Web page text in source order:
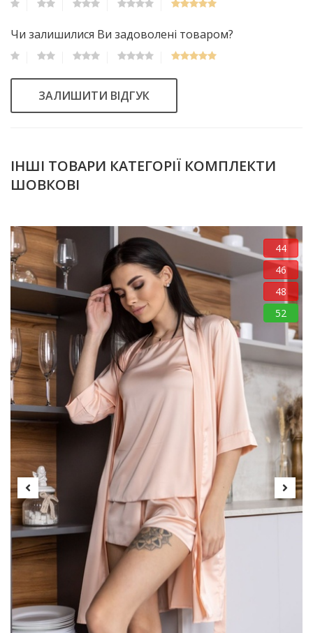
Чи залишилися Ви задоволені товаром?
ЗАЛИШИТИ ВІДГУК
ІНШІ ТОВАРИ КАТЕГОРІЇ КОМПЛЕКТИ
ШОВКОВІ
44
46
48
52